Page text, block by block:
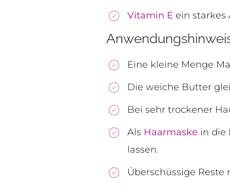
Vitamin E ein starkes
Eine kleine Menge
Die weiche Butter
Bei sehr trockener
Als Haarmaske in die
lassen.
Überschüssige